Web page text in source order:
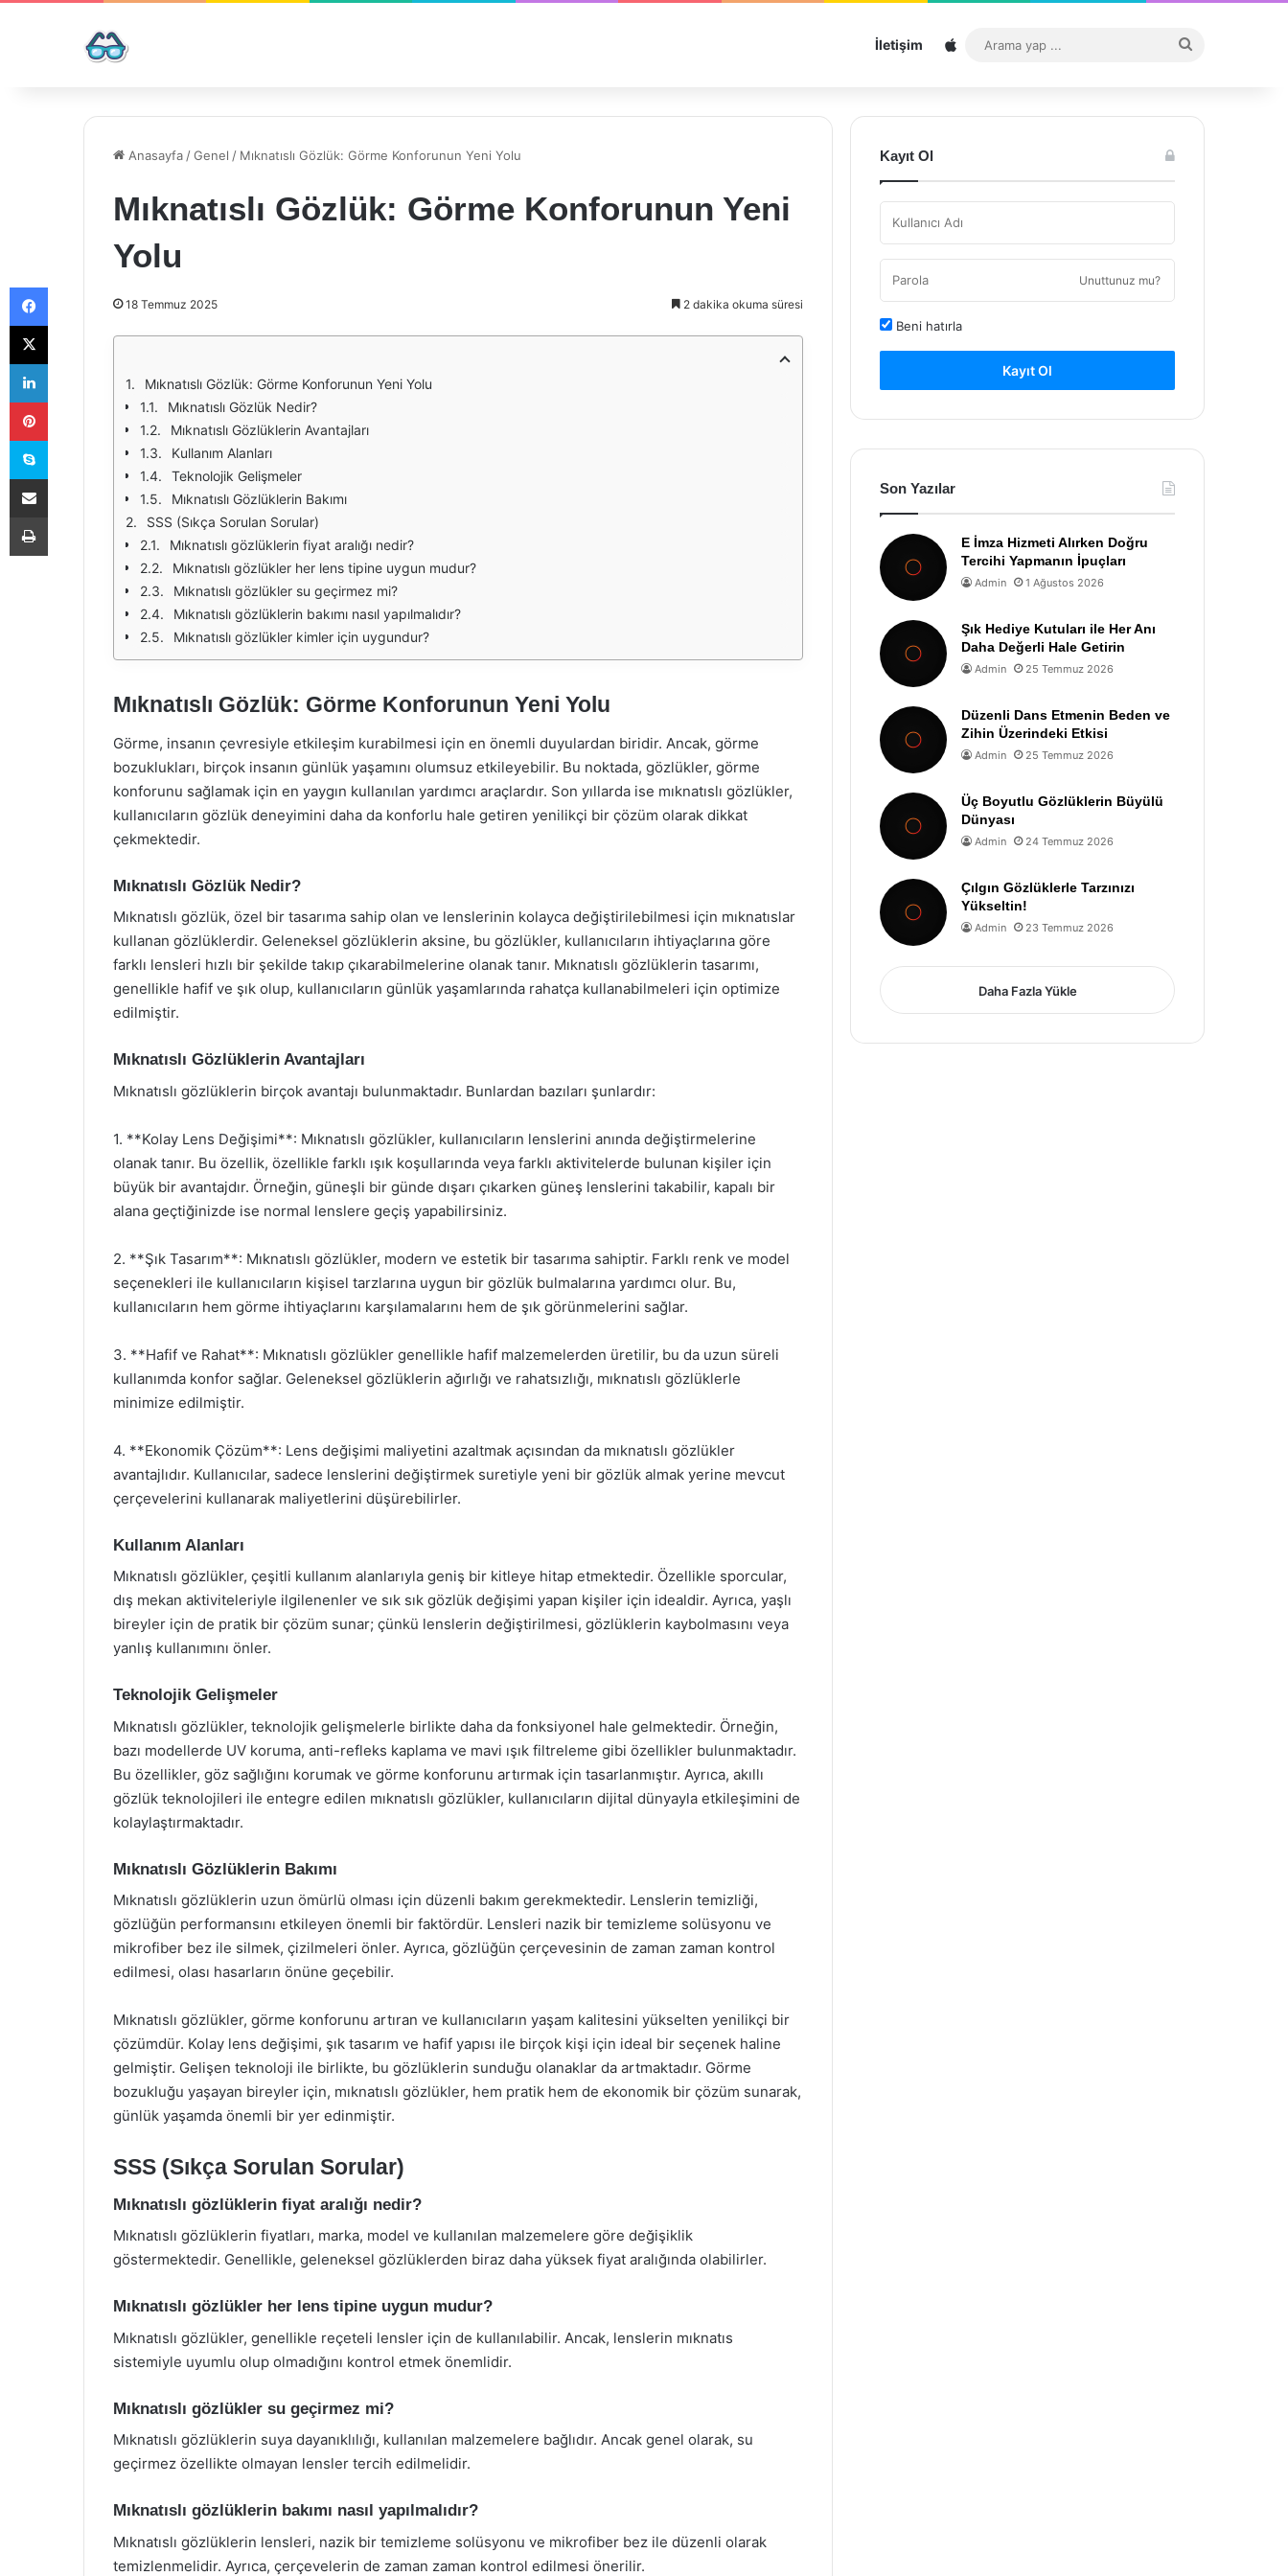
İletişim Sitemap
...
Anasayfa /Genel / Mıknatıslı Gözlük: Görme Konforunun Yeni Yolu
Mıknatıslı Gözlük: Görme Konforunun Yeni
Yolu
18 Temmuz 2025 2 dakika okuma süresi
Mıknatıslı Gözlük: Görme Konforunun Yeni Yolu
Mıknatıslı Gözlük Nedir?
Mıknatıslı Gözlüklerin Avantajları
Kullanım Alanları
Teknolojik Gelişmeler
Mıknatıslı Gözlüklerin Bakımı
SSS (Sıkça Sorulan Sorular)
Mıknatıslı gözlüklerin fiyat aralığı nedir?
Mıknatıslı gözlükler her lens tipine uygun mudur?
Mıknatıslı gözlükler su geçirmez mi?
Mıknatıslı gözlüklerin bakımı nasıl yapılmalıdır?
Mıknatıslı gözlükler kimler için uygundur?
Mıknatıslı Gözlük: Görme Konforunun Yeni Yolu
Görme, insanın çevresiyle etkileşim kurabilmesi için en önemli duyulardan biridir. Ancak, görme
bozuklukları, birçok insanın günlük yaşamını olumsuz etkileyebilir. Bu noktada, gözlükler, görme
konforunu sağlamak için en yaygın kullanılan yardımcı araçlardır. Son yıllarda ise mıknatıslı gözlükler,
kullanıcıların gözlük deneyimini daha da konforlu hale getiren yenilikçi bir çözüm olarak dikkat
çekmektedir.
Mıknatıslı Gözlük Nedir?
Mıknatıslı gözlük, özel bir tasarıma sahip olan ve lenslerinin kolayca değiştirilebilmesi için mıknatıslar
kullanan gözlüklerdir. Geleneksel gözlüklerin aksine, bu gözlükler, kullanıcıların ihtiyaçlarına göre
farklı lensleri hızlı bir şekilde takıp çıkarabilmelerine olanak tanır. Mıknatıslı gözlüklerin tasarımı,
genellikle hafif ve şık olup, kullanıcıların günlük yaşamlarında rahatça kullanabilmeleri için optimize
edilmiştir.
Mıknatıslı Gözlüklerin Avantajları
Mıknatıslı gözlüklerin birçok avantajı bulunmaktadır. Bunlardan bazıları şunlardır:
1. **Kolay Lens Değişimi**: Mıknatıslı gözlükler, kullanıcıların lenslerini anında değiştirmelerine
olanak tanır. Bu özellik, özellikle farklı ışık koşullarında veya farklı aktivitelerde bulunan kişiler için
büyük bir avantajdır. Örneğin, güneşli bir günde dışarı çıkarken güneş lenslerini takabilir, kapalı bir
alana geçtiğinizde ise normal lenslere geçiş yapabilirsiniz.
2. **Şık Tasarım**: Mıknatıslı gözlükler, modern ve estetik bir tasarıma sahiptir. Farklı renk ve model
seçenekleri ile kullanıcıların kişisel tarzlarına uygun bir gözlük bulmalarına yardımcı olur. Bu,
kullanıcıların hem görme ihtiyaçlarını karşılamalarını hem de şık görünmelerini sağlar.
3. **Hafif ve Rahat**: Mıknatıslı gözlükler genellikle hafif malzemelerden üretilir, bu da uzun süreli
kullanımda konfor sağlar. Geleneksel gözlüklerin ağırlığı ve rahatsızlığı, mıknatıslı gözlüklerle
minimize edilmiştir.
4. **Ekonomik Çözüm**: Lens değişimi maliyetini azaltmak açısından da mıknatıslı gözlükler
avantajlıdır. Kullanıcılar, sadece lenslerini değiştirmek suretiyle yeni bir gözlük almak yerine mevcut
çerçevelerini kullanarak maliyetlerini düşürebilirler.
Kullanım Alanları
Mıknatıslı gözlükler, çeşitli kullanım alanlarıyla geniş bir kitleye hitap etmektedir. Özellikle sporcular,
dış mekan aktiviteleriyle ilgilenenler ve sık sık gözlük değişimi yapan kişiler için idealdir. Ayrıca, yaşlı
bireyler için de pratik bir çözüm sunar; çünkü lenslerin değiştirilmesi, gözlüklerin kaybolmasını veya
yanlış kullanımını önler.
Teknolojik Gelişmeler
Mıknatıslı gözlükler, teknolojik gelişmelerle birlikte daha da fonksiyonel hale gelmektedir. Örneğin,
bazı modellerde UV koruma, anti-refleks kaplama ve mavi ışık filtreleme gibi özellikler bulunmaktadır.
Bu özellikler, göz sağlığını korumak ve görme konforunu artırmak için tasarlanmıştır. Ayrıca, akıllı
gözlük teknolojileri ile entegre edilen mıknatıslı gözlükler, kullanıcıların dijital dünyayla etkileşimini de
kolaylaştırmaktadır.
Mıknatıslı Gözlüklerin Bakımı
Mıknatıslı gözlüklerin uzun ömürlü olması için düzenli bakım gerekmektedir. Lenslerin temizliği,
gözlüğün performansını etkileyen önemli bir faktördür. Lensleri nazik bir temizleme solüsyonu ve
mikrofiber bez ile silmek, çizilmeleri önler. Ayrıca, gözlüğün çerçevesinin de zaman zaman kontrol
edilmesi, olası hasarların önüne geçebilir.
Mıknatıslı gözlükler, görme konforunu artıran ve kullanıcıların yaşam kalitesini yükselten yenilikçi bir
çözümdür. Kolay lens değişimi, şık tasarım ve hafif yapısı ile birçok kişi için ideal bir seçenek haline
gelmiştir. Gelişen teknoloji ile birlikte, bu gözlüklerin sunduğu olanaklar da artmaktadır. Görme
bozukluğu yaşayan bireyler için, mıknatıslı gözlükler, hem pratik hem de ekonomik bir çözüm sunarak,
günlük yaşamda önemli bir yer edinmiştir.
SSS (Sıkça Sorulan Sorular)
Mıknatıslı gözlüklerin fiyat aralığı nedir?
Mıknatıslı gözlüklerin fiyatları, marka, model ve kullanılan malzemelere göre değişiklik
göstermektedir. Genellikle, geleneksel gözlüklerden biraz daha yüksek fiyat aralığında olabilirler.
Mıknatıslı gözlükler her lens tipine uygun mudur?
Mıknatıslı gözlükler, genellikle reçeteli lensler için de kullanılabilir. Ancak, lenslerin mıknatıs
sistemiyle uyumlu olup olmadığını kontrol etmek önemlidir.
Mıknatıslı gözlükler su geçirmez mi?
Mıknatıslı gözlüklerin suya dayanıklılığı, kullanılan malzemelere bağlıdır. Ancak genel olarak, su
geçirmez özellikte olmayan lensler tercih edilmelidir.
Mıknatıslı gözlüklerin bakımı nasıl yapılmalıdır?
Mıknatıslı gözlüklerin lensleri, nazik bir temizleme solüsyonu ve mikrofiber bez ile düzenli olarak
temizlenmelidir. Ayrıca, çerçevelerin de zaman zaman kontrol edilmesi önerilir.
Kayıt Ol
Unuttunuz mu?
Beni hatırla
Kayıt Ol
Son Yazılar
E İmza Hizmeti Alırken Doğru
Tercihi Yapmanın İpuçları
Admin 1 Ağustos 2026
Şık Hediye Kutuları ile Her Anı
Daha Değerli Hale Getirin
Admin 25 Temmuz 2026
Düzenli Dans Etmenin Beden ve
Zihin Üzerindeki Etkisi
Admin 25 Temmuz 2026
Üç Boyutlu Gözlüklerin Büyülü
Dünyası
Admin 24 Temmuz 2026
Çılgın Gözlüklerle Tarzınızı
Yükseltin!
Admin 23 Temmuz 2026
Daha Fazla Yükle
Facebook
X
LinkedIn
Pinterest
Skype
E-Posta ile paylaş